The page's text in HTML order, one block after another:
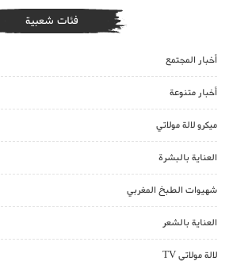
فئات شعبية
أخبار المجتمع
أخبار متنوعة
ميكرو لالة مولاتي
العناية بالبشرة
شهيوات الطبخ المغربي
العناية بالشعر
لالة مولاتي TV